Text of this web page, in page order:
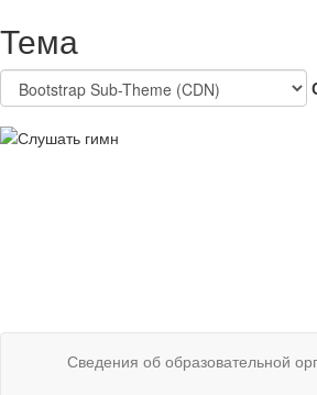
к
основному
содержанию
Тема
Сведения об образовательной